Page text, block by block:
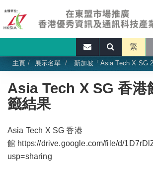
繁
主頁 展示名單 新加坡「Asia Tech X SG
Asia Tech X SG 香港
籤結果
Asia Tech X SG 香港
館 https://drive.google.com/file/d/
usp=sharing